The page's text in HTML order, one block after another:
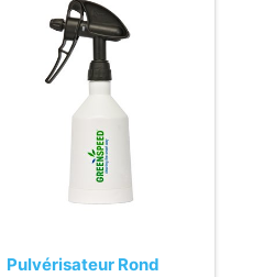
Pulvérisateur Rond